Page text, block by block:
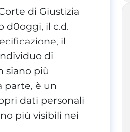
di Giustizia
d0oggi, il c.d.
il
di
siano più
parte, è un
dati personali
più visibili nei